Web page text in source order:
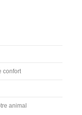
confort
animal